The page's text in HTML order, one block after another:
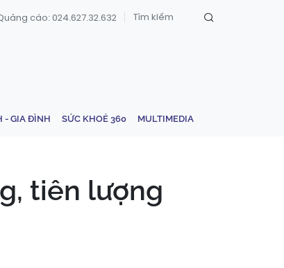
cáo: 024.627.32.632
- GIA ĐÌNH SỨC KHOẺ 360 MULTIMEDIA
tiên lượng